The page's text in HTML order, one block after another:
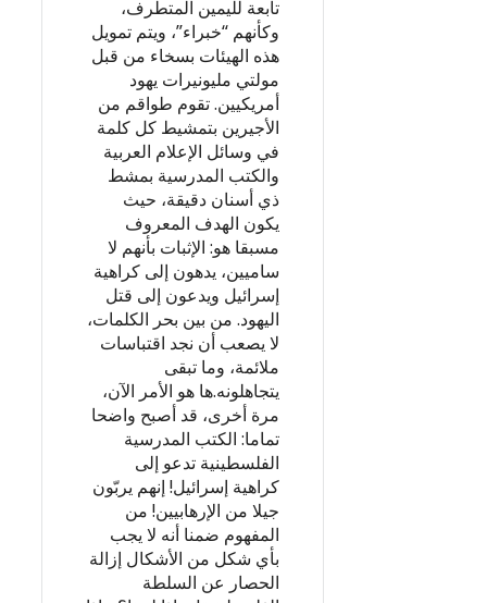
تابعة لليمين المتطرف،
وكأنهم “خبراء”، ويتم تمويل
هذه الهيئات بسخاء من قبل
مولتي مليونيرات يهود
أمريكيين. تقوم طواقم من
الأجيرين بتمشيط كل كلمة
في وسائل الإعلام العربية
والكتب المدرسية بمشط
ذي أسنان دقيقة، حيث
يكون الهدف المعروف
مسبقا هو: الإثبات بأنهم لا
ساميين، يدهون إلى كراهية
إسرائيل ويدعون إلى قتل
اليهود. من بين بحر الكلمات،
لا يصعب أن نجد اقتباسات
ملائمة، وما تبقى
يتجاهلونه.ها هو الأمر الآن،
مرة أخرى، قد أصبح واضحا
تماما: الكتب المدرسية
الفلسطينية تدعو إلى
كراهية إسرائيل! إنهم يربّون
جيلا من الإرهابيين! من
المفهوم ضمنا أنه لا يجب
بأي شكل من الأشكال إزالة
الحصار عن السلطة